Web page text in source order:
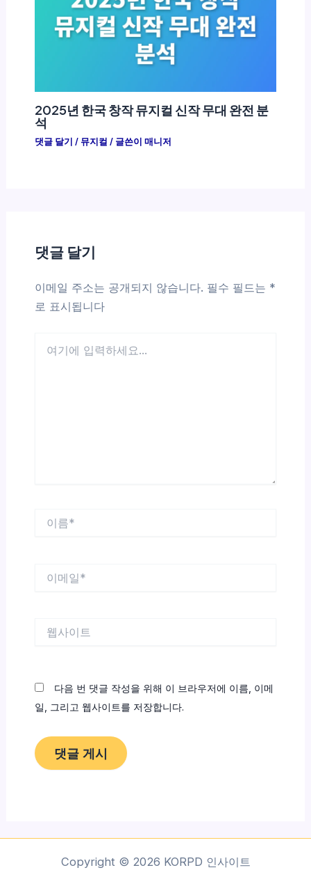
2025년 한국 창작 뮤지컬 신작 무대 완전 분
석
댓글 달기 / 뮤지컬 / 글쓴이 매니저
댓글 달기
이메일 주소는 공개되지 않습니다. 필수 필드는 *
로 표시됩니다
다음 번 댓글 작성을 위해 이 브라우저에 이름, 이메
일, 그리고 웹사이트를 저장합니다.
Copyright © 2026 KORPD 인사이트